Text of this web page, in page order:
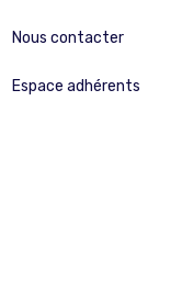
Nous contacter
Espace adhérents